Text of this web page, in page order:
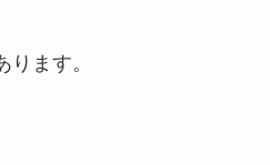
ます。